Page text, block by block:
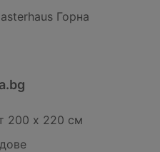
Горна
200 х 220 см